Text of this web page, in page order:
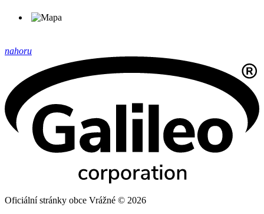
nahoru
Oficiální stránky obce Vrážné © 2026